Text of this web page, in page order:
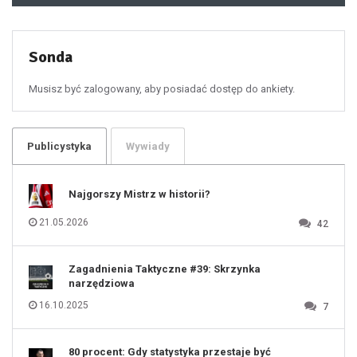
Sonda
Musisz być zalogowany, aby posiadać dostęp do ankiety.
Publicystyka Wywiady
Najgorszy Mistrz w historii?
21.05.2026 42
Zagadnienia Taktyczne #39: Skrzynka
narzędziowa
16.10.2025 7
80 procent: Gdy statystyka przestaje być